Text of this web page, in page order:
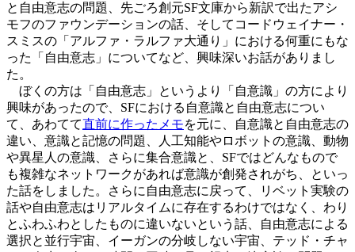
と自由意志の問題、先ごろ創元SF文庫から新訳で出たアシ
モフのファウンデーションの話、そしてコードウェイナー・
スミスの「アルファ・ラルファ大通り」における何重にもな
った「自由意志」についてなど、興味深いお話がありまし
た。
ぼくの方は「自由意志」というより「自意識」の方により
興味があったので、SFにおける自意識と自由意志につい
て、あわてて直前に作ったメモを元に、自意識と自由意志の
違い、意識と記憶の問題、人工知能やロボットの意識、動物
や異星人の意識、さらに集合意識と、SFではどんなもので
も複雑なネットワークがあれば意識が創発されがち、といっ
た話をしました。さらに自由意志に戻って、リベット実験の
話や自由意志はリアルタイムに存在するわけではなく、わり
とふわふわとしたものに違いないという話、自由意志による
選択と並行宇宙、イーガンの分岐しない宇宙、テッド・チャ